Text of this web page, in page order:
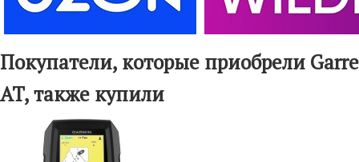
Покупатели, которые приобрели
AT, также купили